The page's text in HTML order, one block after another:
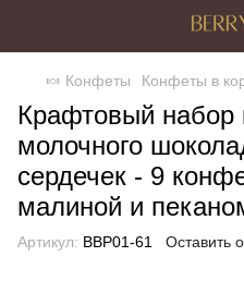
🍬 Конфеты Конфеты в
Крафтовый набор
молочного
сердечек - 9
малиной и
Артикул: BBP01-61 Оставить